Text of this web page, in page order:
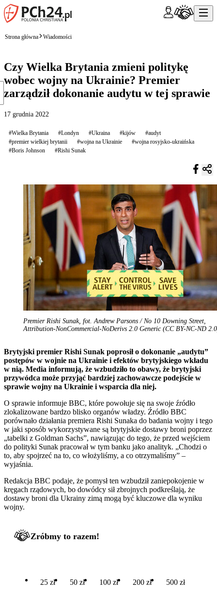
Strona główna Wiadomości
Czy Wielka Brytania zmieni politykę
wobec wojny na Ukrainie? Premier
zarządził dokonanie audytu w tej sprawie
17 grudnia 2022
#Wielka Brytania #Londyn #Ukraina #kijów
#audyt
#premier wielkiej brytanii
#wojna na Ukrainie
#wojna rosyjsko-ukraińska
#Boris Johnson
#Rishi Sunak
Premier Rishi Sunak, fot. Andrew Parsons / No 10 Downing Street,
Attribution-NonCommercial-NoDerivs 2.0 Generic (CC BY-NC-ND
Brytyjski premier Rishi Sunak poprosił o dokonanie „audytu”
postępów w wojnie na Ukrainie i efektów brytyjskiego wkładu
w nią. Media informują, że wzbudziło to obawy, że brytyjski
przywódca może przyjąć bardziej zachowawcze podejście w
sprawie wojny na Ukrainie i wsparcia dla niej.
O sprawie informuje BBC, które powołuje się na swoje źródło
zlokalizowane bardzo blisko organów władzy. Źródło BBC
porównało działania premiera Rishi Sunaka do badania wojny i tego
w jaki sposób wykorzystywane są brytyjskie dostawy broni poprzez
„tabelki z Goldman Sachs”, nawiązując do tego, że przed wejściem
do polityki Sunak pracował w tym banku jako analityk. „Chodzi o
to, aby spojrzeć na to, co włożyliśmy, a co otrzymaliśmy” –
wyjaśnia.
Redakcja BBC podaje, że pomysł ten wzbudził zaniepokojenie w
kręgach rządowych, bo dowódcy sił zbrojnych podkreślają, że
dostawy broni dla Ukrainy zimą mogą być kluczowe dla wyniku
wojny.
Zróbmy to razem!
25 zł 50 zł 100 zł 200 zł 500 zł